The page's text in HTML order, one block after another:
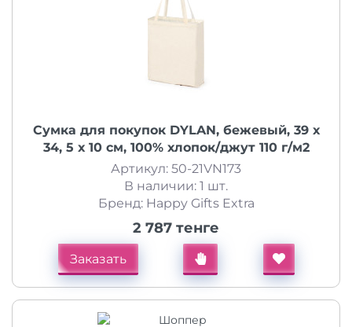
Сумка для покупок DYLAN, бежевый, 39 х
34, 5 х 10 см, 100% хлопок/джут 110 г/м2
Артикул: 50-21VN173
В наличии: 1 шт.
Бренд: Happy Gifts Extra
2 787 тенге
Заказать